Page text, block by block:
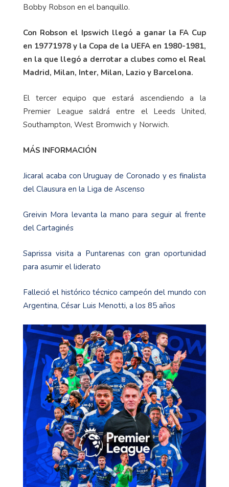
Bobby Robson en el banquillo.
Con Robson el Ipswich llegó a ganar la FA Cup
en 19771978 y la Copa de la UEFA en 1980-1981,
en la que llegó a derrotar a clubes como el Real
Madrid, Milan, Inter, Milan, Lazio y Barcelona.
El tercer equipo que estará ascendiendo a la
Premier League saldrá entre el Leeds United,
Southampton, West Bromwich y Norwich.
MÁS INFORMACIÓN
Jicaral acaba con Uruguay de Coronado y es finalista
del Clausura en la Liga de Ascenso
Greivin Mora levanta la mano para seguir al frente
del Cartaginés
Saprissa visita a Puntarenas con gran oportunidad
para asumir el liderato
Falleció el histórico técnico campeón del mundo con
Argentina, César Luis Menotti, a los 85 años